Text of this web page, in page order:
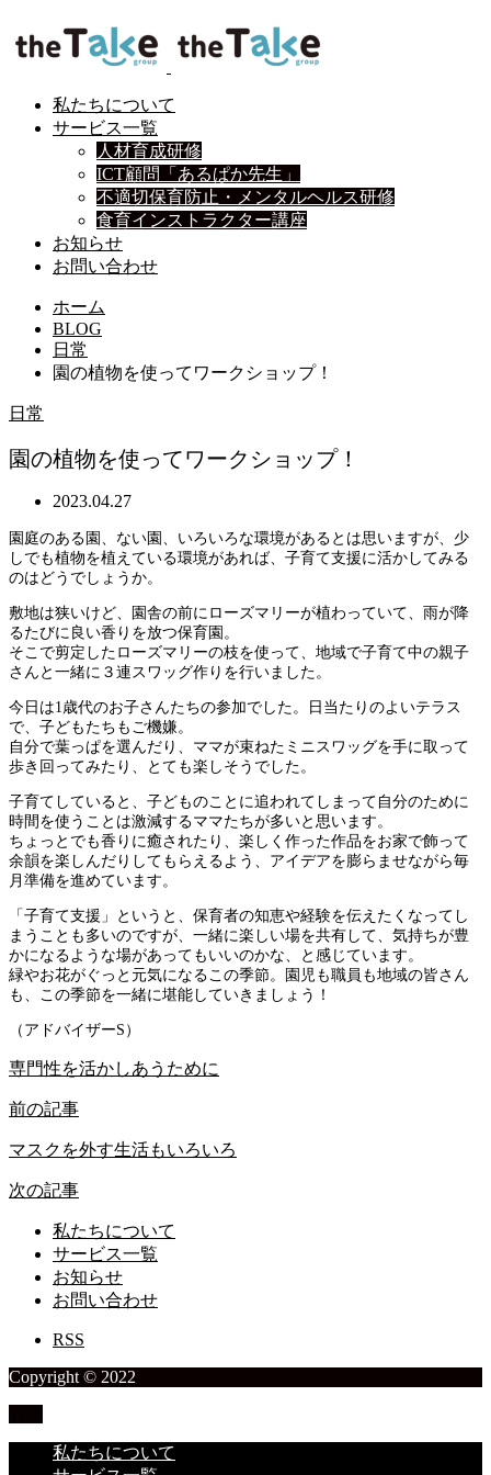
私たちについて
サービス一覧
人材育成研修
ICT顧問「あるぱか先生」
不適切保育防止・メンタルヘルス研修
食育インストラクター講座
お知らせ
お問い合わせ
ホーム
BLOG
日常
園の植物を使ってワークショップ！
日常
園の植物を使ってワークショップ！
2023.04.27
園庭のある園、ない園、いろいろな環境があるとは思いますが、少
しでも植物を植えている環境があれば、子育て支援に活かしてみる
のはどうでしょうか。
敷地は狭いけど、園舎の前にローズマリーが植わっていて、雨が降
るたびに良い香りを放つ保育園。
そこで剪定したローズマリーの枝を使って、地域で子育て中の親子
さんと一緒に３連スワッグ作りを行いました。
今日は1歳代のお子さんたちの参加でした。日当たりのよいテラス
で、子どもたちもご機嫌。
自分で葉っぱを選んだり、ママが束ねたミニスワッグを手に取って
歩き回ってみたり、とても楽しそうでした。
子育てしていると、子どものことに追われてしまって自分のために
時間を使うことは激減するママたちが多いと思います。
ちょっとでも香りに癒されたり、楽しく作った作品をお家で飾って
余韻を楽しんだりしてもらえるよう、アイデアを膨らませながら毎
月準備を進めています。
「子育て支援」というと、保育者の知恵や経験を伝えたくなってし
まうことも多いのですが、一緒に楽しい場を共有して、気持ちが豊
かになるような場があってもいいのかな、と感じています。
緑やお花がぐっと元気になるこの季節。園児も職員も地域の皆さん
も、この季節を一緒に堪能していきましょう！
（アドバイザーS）
専門性を活かしあうために
前の記事
マスクを外す生活もいろいろ
次の記事
私たちについて
サービス一覧
お知らせ
お問い合わせ
RSS
Copyright © 2022
私たちについて